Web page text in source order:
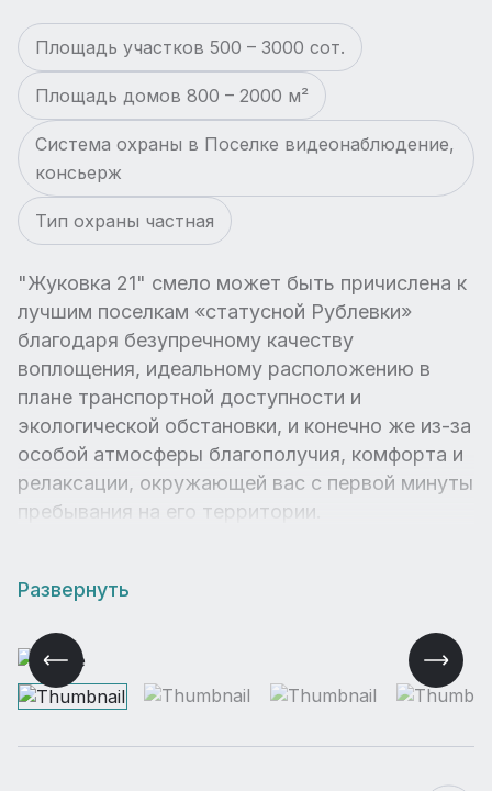
Площадь участков 500 – 3000 сот.
Площадь домов 800 – 2000 м²
Система охраны в Поселке видеонаблюдение,
консьерж
Тип охраны частная
"Жуковка 21" смело может быть причислена к
лучшим поселкам «статусной Рублевки»
благодаря безупречному качеству
воплощения, идеальному расположению в
плане транспортной доступности и
экологической обстановки, и конечно же из-за
особой атмосферы благополучия, комфорта и
релаксации, окружающей вас с первой минуты
пребывания на его территории.
Развернуть